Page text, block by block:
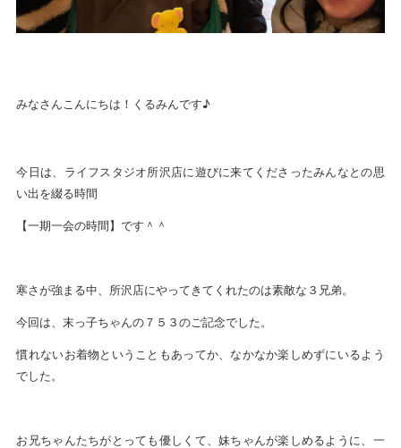
みなさんこんにちは！くるみんです♪
今日は、ライフスタジオ所沢店に遊びに来てくださったみんなとの思
い出を綴る時間
【一期一会の時間】です＾＾
寒さが強まる中、所沢店にやってきてくれたのは素敵な３兄弟。
今回は、末っ子ちゃんの７５３のご記念でした。
慣れないお着物ということもあってか、なかなか楽しめずにいるよう
でした。
お兄ちゃんたちがとっても優しくて、妹ちゃんが楽しめるように、一